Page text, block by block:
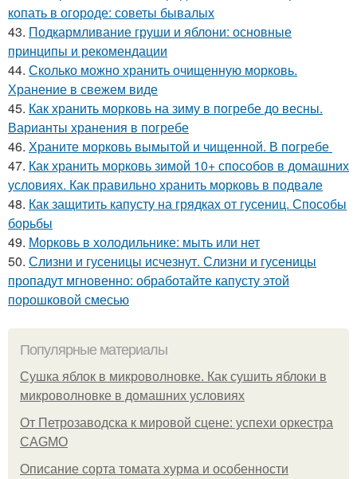
копать в огороде: советы бывалых
43. Подкармливание груши и яблони: основные
принципы и рекомендации
44. Сколько можно хранить очищенную морковь.
Хранение в свежем виде
45. Как хранить морковь на зиму в погребе до весны.
Варианты хранения в погребе
46. Храните морковь вымытой и чищенной. В погребе
47. Как хранить морковь зимой 10+ способов в домашних
условиях. Как правильно хранить морковь в подвале
48. Как защитить капусту на грядках от гусениц. Способы
борьбы
49. Морковь в холодильнике: мыть или нет
50. Слизни и гусеницы исчезнут. Слизни и гусеницы
пропадут мгновенно: обработайте капусту этой
порошковой смесью
Популярные материалы
Сушка яблок в микроволновке. Как сушить яблоки в
микроволновке в домашних условиях
От Петрозаводска к мировой сцене: успехи оркестра
CAGMO
Описание сорта томата хурма и особенности